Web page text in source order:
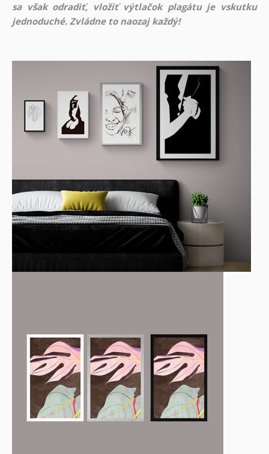
sa však odradiť, vložiť výtlačok plagátu je vskutku
jednoduché. Zvládne to naozaj každý!